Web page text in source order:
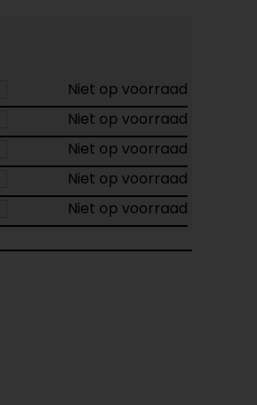
Niet op voorraad
Niet op voorraad
Niet op voorraad
Niet op voorraad
Niet op voorraad